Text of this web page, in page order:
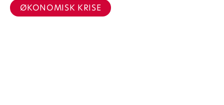
ØKONOMISK KRISE